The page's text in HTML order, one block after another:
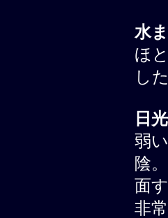
水
ほ
し
日
弱
陰
面
非